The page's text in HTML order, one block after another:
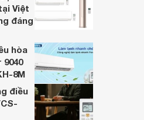
Việt
đáng
hòa
8M
điều